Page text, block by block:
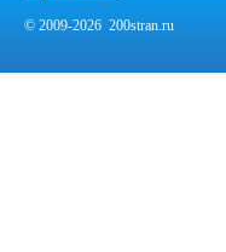
© 2009-2026 200stran.ru